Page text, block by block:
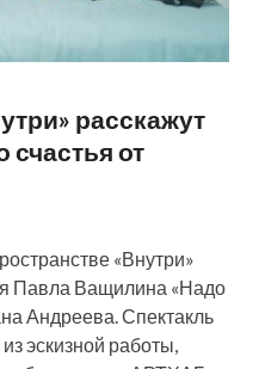
расскажут
счастья от
«Внутри»
Павла Ващилина «Надо
Андреева. Спектакль
эскизной работы,